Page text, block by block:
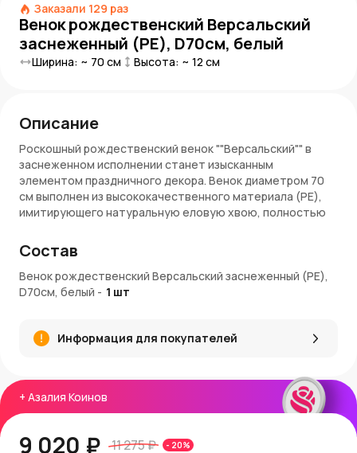
Заказали 129 раз
Венок рождественский Версальский
заснеженный (РЕ), D70см, белый
Ширина: ~ 70 см Высота: ~ 12 см
+ Азалия Коинов
9 020 ₽ 11 275 ₽ - 20%
Описание
Роскошный рождественский венок ""Версальский"" в
заснеженном исполнении станет изысканным
элементом праздничного декора. Венок диаметром 70
см выполнен из высококачественного материала (РЕ),
имитирующего натуральную еловую хвою, полностью
Характеристики
Модель:Версальский.
Диаметр:70 см.
Цвет:
Применение:Для интерьера и экстерьера.
Естественная красота:
натуральной еловой хвои, покрытой снегом.
для украшения дверей, стен или использования в
Состав
Венок рождественский Версальский заснеженный (РЕ),
D70см, белый - 1 шт
Информация для покупателей